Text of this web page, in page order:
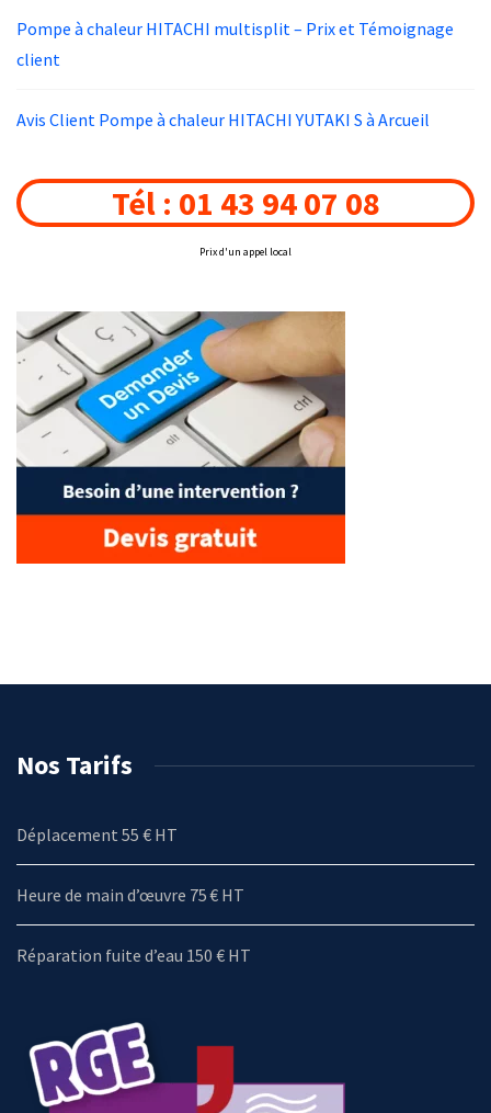
Pompe à chaleur HITACHI multisplit – Prix et Témoignage
client
Avis Client Pompe à chaleur HITACHI YUTAKI S à Arcueil
Tél : 01 43 94 07 08
Prix d'un appel local
Nos Tarifs
Déplacement 55 € HT
Heure de main d’œuvre 75 € HT
Réparation fuite d’eau 150 € HT